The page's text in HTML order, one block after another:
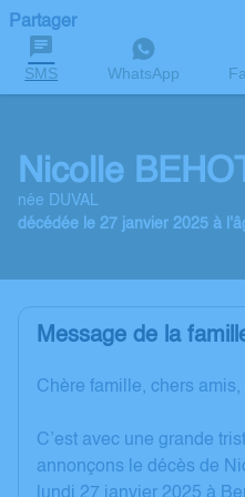
Partager
SMS WhatsApp
Nicolle
née DUVAL
décédée le 27 janvier 2025 à
Message de la
Chère famille, chers amis,
C’est avec une grande
annonçons le décès de
lundi 27 janvier 2025 à